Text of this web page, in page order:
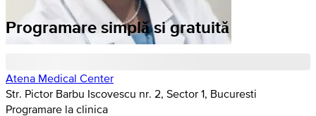
Programare simplă si gratuită
Atena Medical Center
Str. Pictor Barbu Iscovescu nr. 2, Sector 1, Bucuresti
Programare la clinica